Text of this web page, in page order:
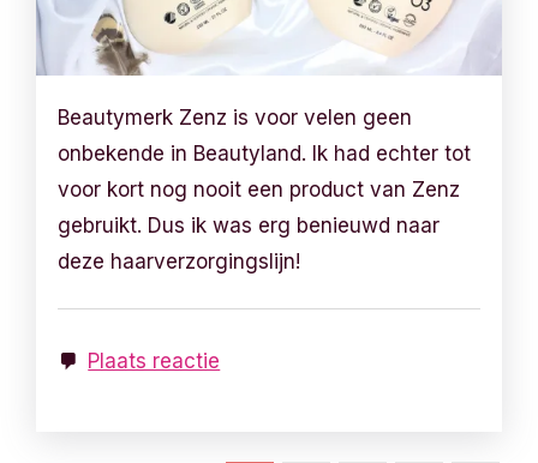
Beautymerk Zenz is voor velen geen
onbekende in Beautyland. Ik had echter tot
voor kort nog nooit een product van Zenz
gebruikt. Dus ik was erg benieuwd naar
deze haarverzorgingslijn!
Plaats reactie